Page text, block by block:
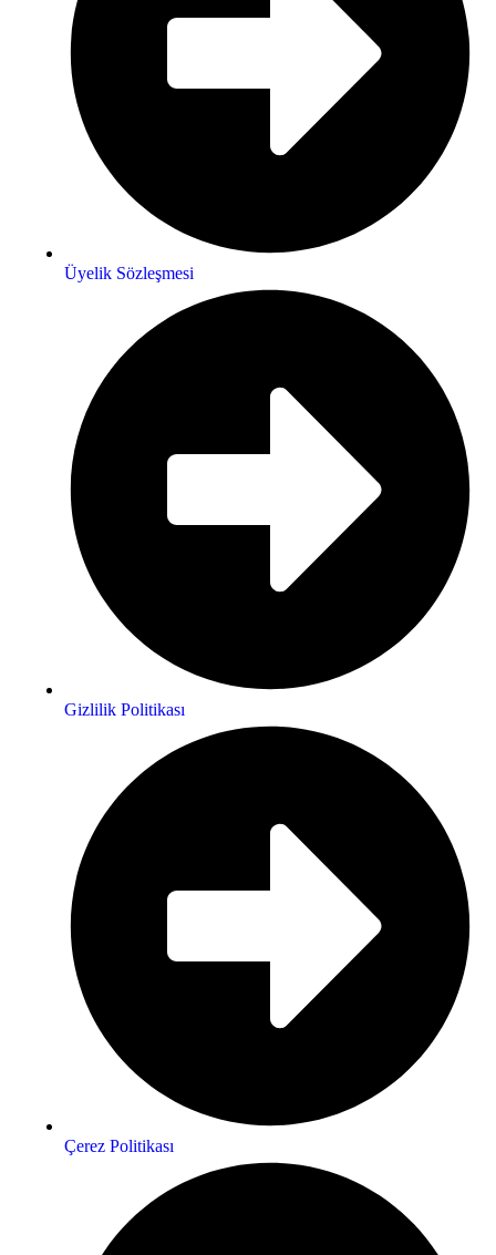
Üyelik Sözleşmesi
Gizlilik Politikası
Çerez Politikası